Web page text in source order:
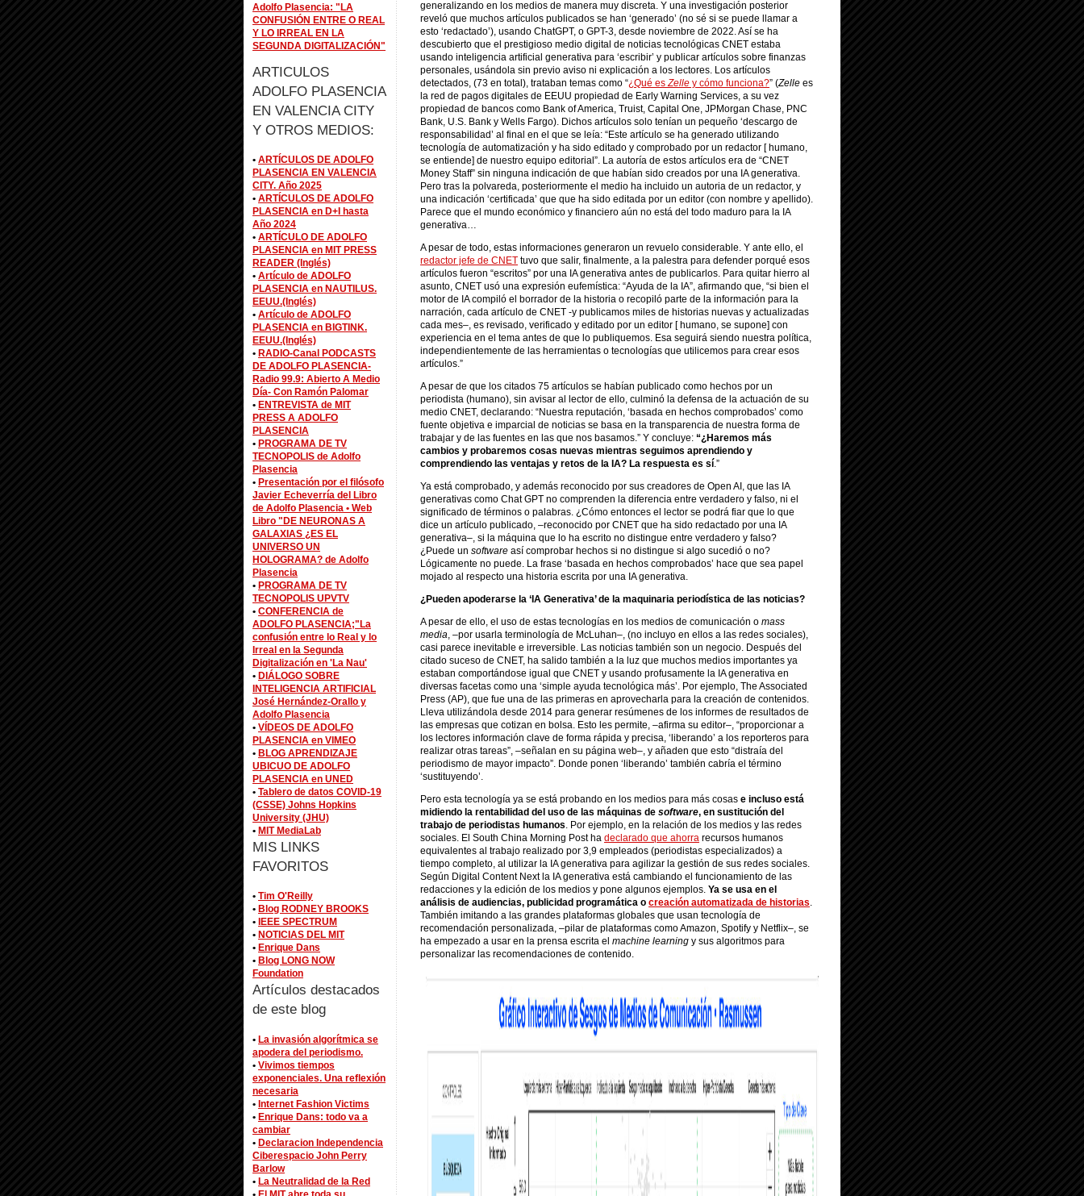
generalizando en los medios de manera muy discreta. Y una investigación posterior
reveló que muchos artículos publicados se han ‘generado’ (no sé si se puede llamar a
esto ‘redactado’), usando ChatGPT, o GPT-3, desde noviembre de 2022. Así se ha
descubierto que el prestigioso medio digital de noticias tecnológicas CNET estaba
usando inteligencia artificial generativa para ‘escribir’ y publicar artículos sobre finanzas
personales, usándola sin previo aviso ni explicación a los lectores. Los artículos
detectados, (73 en total), trataban temas como “¿Qué esZelle y cómo funciona?” (Zelle es
la red de pagos digitales de EEUU propiedad de Early Warning Services, a su vez
propiedad de bancos como Bank of America, Truist, Capital One, JPMorgan Chase, PNC
Bank, U.S. Bank y Wells Fargo). Dichos artículos solo tenían un pequeño ‘descargo de
responsabilidad’ al final en el que se leía: “Este artículo se ha generado utilizando
tecnología de automatización y ha sido editado y comprobado por un redactor [ humano,
se entiende] de nuestro equipo editorial”. La autoría de estos artículos era de “CNET
Money Staff” sin ninguna indicación de que habían sido creados por una IA generativa.
Pero tras la polvareda, posteriormente el medio ha incluido un autoria de un redactor, y
una indicación ‘certificada’ que que ha sido editada por un editor (con nombre y apellido).
Parece que el mundo económico y financiero aún no está del todo maduro para la IA
generativa…
A pesar de todo, estas informaciones generaron un revuelo considerable. Y ante ello, el
redactor jefe de CNET tuvo que salir, finalmente, a la palestra para defender porqué esos
artículos fueron “escritos” por una IA generativa antes de publicarlos. Para quitar hierro al
asunto, CNET usó una expresión eufemística: “Ayuda de la IA”, afirmando que, “si bien el
motor de IA compiló el borrador de la historia o recopiló parte de la información para la
narración, cada artículo de CNET -y publicamos miles de historias nuevas y actualizadas
cada mes–, es revisado, verificado y editado por un editor [ humano, se supone] con
experiencia en el tema antes de que lo publiquemos. Esa seguirá siendo nuestra política,
independientemente de las herramientas o tecnologías que utilicemos para crear esos
artículos.”
A pesar de que los citados 75 artículos se habían publicado como hechos por un
periodista (humano), sin avisar al lector de ello, culminó la defensa de la actuación de su
medio CNET, declarando: “Nuestra reputación, ‘basada en hechos comprobados’ como
fuente objetiva e imparcial de noticias se basa en la transparencia de nuestra forma de
trabajar y de las fuentes en las que nos basamos.” Y concluye: “¿Haremos más
cambios y probaremos cosas nuevas mientras seguimos aprendiendo y
comprendiendo las ventajas y retos de la IA? La respuesta es sí.”
Ya está comprobado, y además reconocido por sus creadores de Open AI, que las IA
generativas como Chat GPT no comprenden la diferencia entre verdadero y falso, ni el
significado de términos o palabras. ¿Cómo entonces el lector se podrá fiar que lo que
dice un artículo publicado, –reconocido por CNET que ha sido redactado por una IA
generativa–, si la máquina que lo ha escrito no distingue entre verdadero y falso?
¿Puede un software así comprobar hechos si no distingue si algo sucedió o no?
Lógicamente no puede. La frase ‘basada en hechos comprobados’ hace que sea papel
mojado al respecto una historia escrita por una IA generativa.
¿Pueden apoderarse la ‘IA Generativa’ de la maquinaria periodística de las noticias?
A pesar de ello, el uso de estas tecnologías en los medios de comunicación o mass
media, –por usarla terminología de McLuhan–, (no incluyo en ellos a las redes sociales),
casi parece inevitable e irreversible. Las noticias también son un negocio. Después del
citado suceso de CNET, ha salido también a la luz que muchos medios importantes ya
estaban comportándose igual que CNET y usando profusamente la IA generativa en
diversas facetas como una ‘simple ayuda tecnológica más’. Por ejemplo, The Associated
Press (AP), que fue una de las primeras en aprovecharla para la creación de contenidos.
Lleva utilizándola desde 2014 para generar resúmenes de los informes de resultados de
las empresas que cotizan en bolsa. Esto les permite, –afirma su editor–, “proporcionar a
los lectores información clave de forma rápida y precisa, ‘liberando’ a los reporteros para
realizar otras tareas”, –señalan en su página web–, y añaden que esto “distraía del
periodismo de mayor impacto”. Donde ponen ‘liberando’ también cabría el término
‘sustituyendo’.
Pero esta tecnología ya se está probando en los medios para más cosas e incluso está
midiendo la rentabilidad del uso de las máquinas de software, en sustitución del
trabajo de periodistas humanos. Por ejemplo, en la relación de los medios y las redes
sociales. El South China Morning Post ha declarado que ahorra recursos humanos
equivalentes al trabajo realizado por 3,9 empleados (periodistas especializados) a
tiempo completo, al utilizar la IA generativa para agilizar la gestión de sus redes sociales.
Según Digital Content Next la IA generativa está cambiando el funcionamiento de las
redacciones y la edición de los medios y pone algunos ejemplos. Ya se usa en el
análisis de audiencias, publicidad programática o creación automatizada de historias.
También imitando a las grandes plataformas globales que usan tecnología de
recomendación personalizada, –pilar de plataformas como Amazon, Spotify y Netflix–, se
ha empezado a usar en la prensa escrita el machine learning y sus algoritmos para
personalizar las recomendaciones de contenido.
Adolfo Plasencia: "LA
CONFUSIÓN ENTRE O REAL
Y LO IRREAL EN LA
SEGUNDA DIGITALIZACIÓN"
ARTICULOS
ADOLFO PLASENCIA
EN VALENCIA CITY
Y OTROS MEDIOS:
• ARTÍCULOS DE ADOLFO
PLASENCIA EN VALENCIA
CITY. Año 2025
• ARTÍCULOS DE ADOLFO
PLASENCIA en D+I hasta
Año 2024
• ARTÍCULO DE ADOLFO
PLASENCIA en MIT PRESS
READER (Inglés)
• Artículo de ADOLFO
PLASENCIA en NAUTILUS.
EEUU.(Inglés)
• Artículo de ADOLFO
PLASENCIA en BIGTINK.
EEUU.(Inglés)
• RADIO-Canal PODCASTS
DE ADOLFO PLASENCIA-
Radio 99.9: Abierto A Medio
Día- Con Ramón Palomar
• ENTREVISTA de MIT
PRESS A ADOLFO
PLASENCIA
• PROGRAMA DE TV
TECNOPOLIS de Adolfo
Plasencia
• Presentación por el filósofo
Javier Echeverría del Libro
de Adolfo Plasencia • Web
Libro "DE NEURONAS A
GALAXIAS ¿ES EL
UNIVERSO UN
HOLOGRAMA? de Adolfo
Plasencia
• PROGRAMA DE TV
TECNOPOLIS UPVTV
• CONFERENCIA de
ADOLFO PLASENCIA;"La
confusión entre lo Real y lo
Irreal en la Segunda
Digitalización en 'La Nau'
• DIÁLOGO SOBRE
INTELIGENCIA ARTIFICIAL
José Hernández-Orallo y
Adolfo Plasencia
• VÍDEOS DE ADOLFO
PLASENCIA en VIMEO
• BLOG APRENDIZAJE
UBICUO DE ADOLFO
PLASENCIA en UNED
• Tablero de datos COVID-19
(CSSE) Johns Hopkins
University (JHU)
• MIT MediaLab
MIS LINKS
FAVORITOS
• Tim O'Reilly
• Blog RODNEY BROOKS
• IEEE SPECTRUM
• NOTICIAS DEL MIT
• Enrique Dans
• Blog LONG NOW
Foundation
Artículos destacados
de este blog
• La invasión algorítmica se
apodera del periodismo.
• Vivimos tiempos
exponenciales. Una reflexión
necesaria
• Internet Fashion Victims
• Enrique Dans: todo va a
cambiar
• Declaracion Independencia
Ciberespacio John Perry
Barlow
• La Neutralidad de la Red